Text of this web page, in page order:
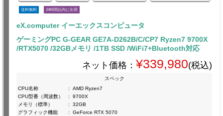
送料無料 24時間以内に出荷
eX.computer イーエックスコンピュータ
ゲーミングPC G-GEAR GE7A-D262B/C/CP7 Ryzen7 9700X
/RTX5070 /32GBメモリ /1TB SSD /WiFi7+Bluetooth対応
ネット価格： ¥339,980(税込)
スペック
CPU名称
:
AMD Ryzen7
CPU型番（周波数）
:
9700X
メモリ（標準）
:
32GB
グラフィック機能
:
GeForce RTX 5070